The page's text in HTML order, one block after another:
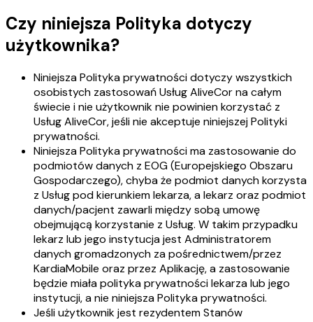
Czy niniejsza Polityka dotyczy
użytkownika?
Niniejsza Polityka prywatności dotyczy wszystkich
osobistych zastosowań Usług AliveCor na całym
świecie i nie użytkownik nie powinien korzystać z
Usług AliveCor, jeśli nie akceptuje niniejszej Polityki
prywatności.
Niniejsza Polityka prywatności ma zastosowanie do
podmiotów danych z EOG (Europejskiego Obszaru
Gospodarczego), chyba że podmiot danych korzysta
z Usług pod kierunkiem lekarza, a lekarz oraz podmiot
danych/pacjent zawarli między sobą umowę
obejmującą korzystanie z Usług. W takim przypadku
lekarz lub jego instytucja jest Administratorem
danych gromadzonych za pośrednictwem/przez
KardiaMobile oraz przez Aplikację, a zastosowanie
będzie miała polityka prywatności lekarza lub jego
instytucji, a nie niniejsza Polityka prywatności.
Jeśli użytkownik jest rezydentem Stanów